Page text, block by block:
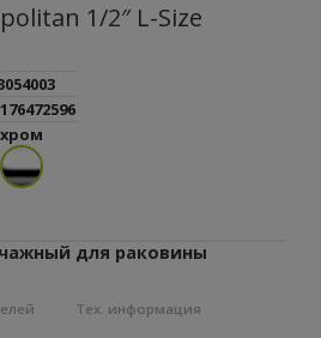
1/2″ L-Size
хром
для раковины
Тех. информация